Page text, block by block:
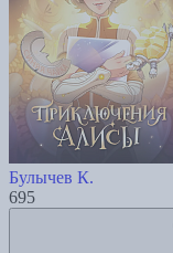
Булычев К.
695